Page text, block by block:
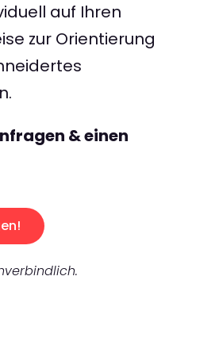
auf Ihren
zur Orientierung
& einen